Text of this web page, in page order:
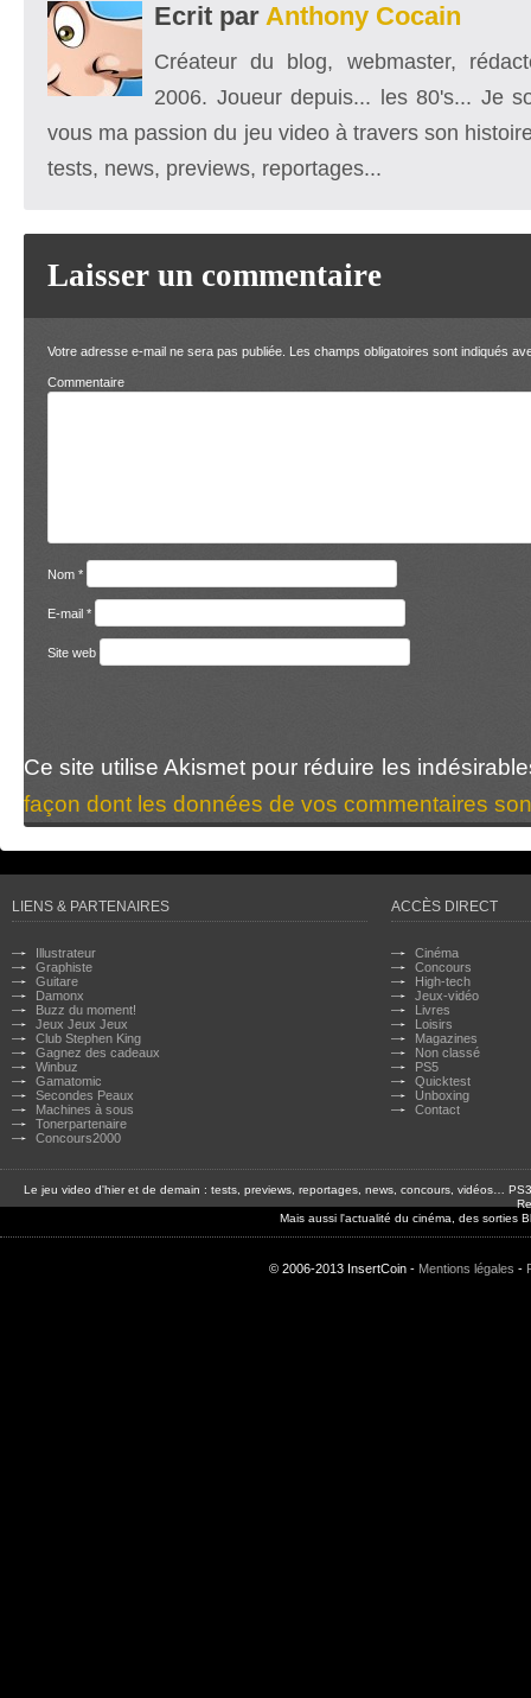
Ecrit par Anthony Cocain
Créateur du blog, webmaster,
2006. Joueur depuis... les 80's... Je
vous ma passion du jeu video à travers son
tests, news, previews, reportages...
Laisser un commentaire
Votre adresse e-mail ne sera pas publiée. Les champs obligatoires sont indiqués
Nom *
E-mail *
Site web
Ce site utilise Akismet pour réduire les
façon dont les données de vos commentaires
LIENS & PARTENAIRES
Illustrateur
Graphiste
Guitare
Damonx
Buzz du moment!
Jeux Jeux Jeux
Club Stephen King
Gagnez des cadeaux
Winbuz
Gamatomic
Secondes Peaux
Machines à sous
Tonerpartenaire
Concours2000
ACCÈS DIRECT
Cinéma
Concours
High-tech
Jeux-vidéo
Livres
Loisirs
Magazines
Non classé
PS5
Quicktest
Unboxing
Contact
Le jeu video d'hier et de demain : tests, previews, reportages, news, concours, vidéos…
Mais aussi l'actualité du cinéma, des sorties
© 2006-2013 InsertCoin - Mentions légales -